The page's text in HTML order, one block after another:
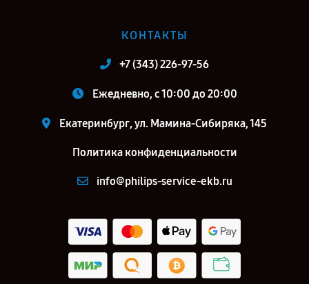
КОНТАКТЫ
+7 (343) 226-97-56
Ежедневно, с 10:00 до 20:00
Екатеринбург, ул. Мамина-Сибиряка, 145
Политика конфиденциальности
info@philips-service-ekb.ru